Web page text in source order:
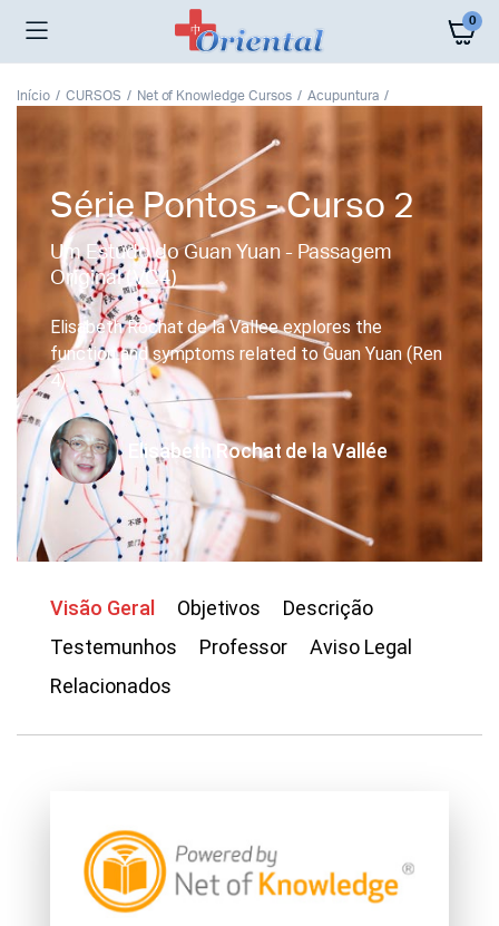
0
Início CURSOS Net of Knowledge Cursos Acupuntura
Série Pontos - Curso 2
Um Estudo do Guan Yuan - Passagem
Original (VC4)
Elisabeth Rochat de la Vallee explores the
function and symptoms related to Guan Yuan (Ren
4).
Elisabeth Rochat de la Vallée
Visão Geral Objetivos
Descrição
Testemunhos
Professor
Aviso Legal
Relacionados